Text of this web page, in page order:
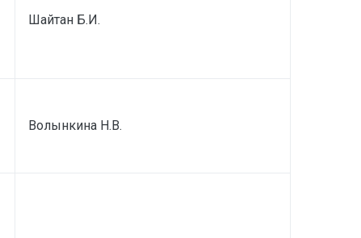
Шайтан Б.И.
Волынкина Н.В.